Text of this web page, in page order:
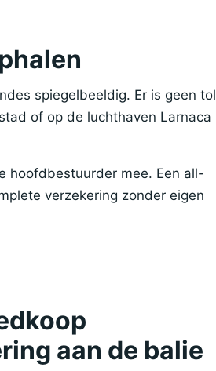
spiegelbeeldig. Er is geen tol
of op de luchthaven Larnaca
hoofdbestuurder mee. Een all-
verzekering zonder eigen
aan de balie